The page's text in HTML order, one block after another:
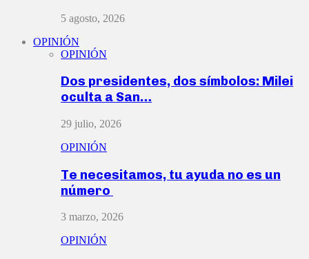
5 agosto, 2026
OPINIÓN
OPINIÓN
Dos presidentes, dos símbolos: Milei
oculta a San…
29 julio, 2026
OPINIÓN
Te necesitamos, tu ayuda no es un
número
3 marzo, 2026
OPINIÓN